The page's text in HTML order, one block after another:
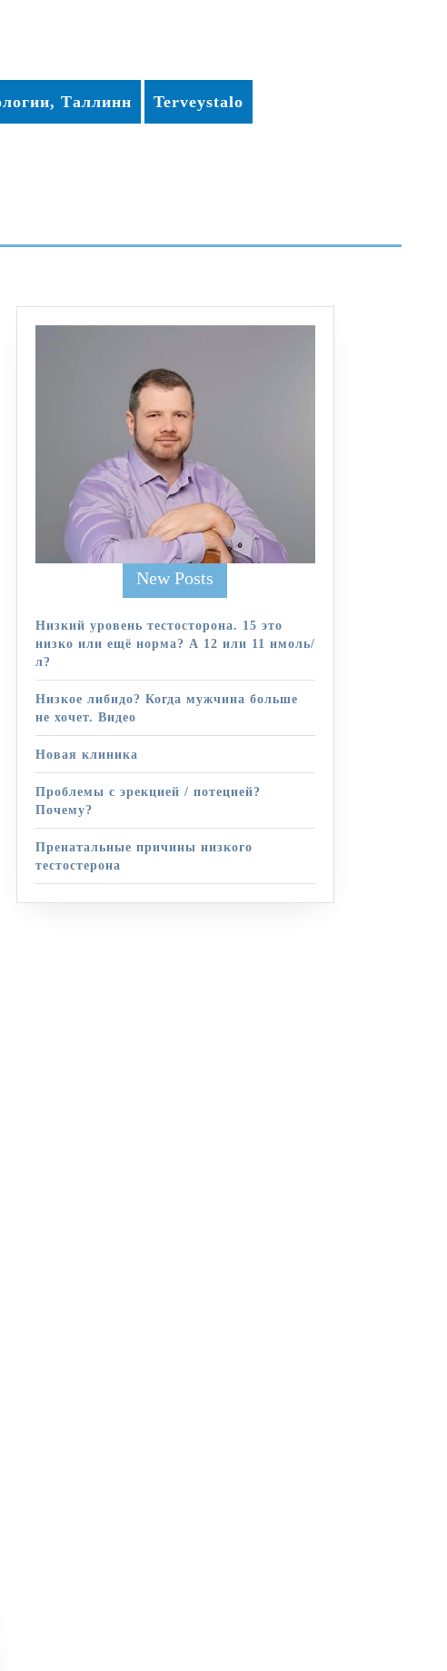
Таллинн Terveystalo
New Posts
Низкий уровень тестосторона. 15 это
низко или ещё норма? А 12 или 11 нмоль/
л?
Низкое либидо? Когда мужчина больше
не хочет. Видео
Новая клиника
Проблемы с эрекцией / потецией?
Почему?
Пренатальные причины низкого
тестостерона